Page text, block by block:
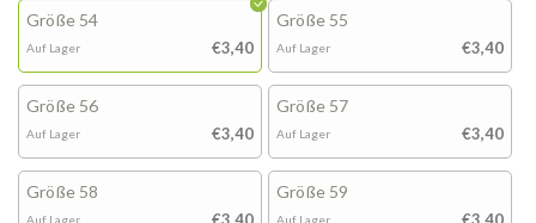
Größe 54
€3,40
Auf Lager
Größe 55
€3,40
Auf Lager
Größe 56
€3,40
Auf Lager
Größe 57
€3,40
Auf Lager
Größe 58
Auf Lager
Größe 59
Auf Lager